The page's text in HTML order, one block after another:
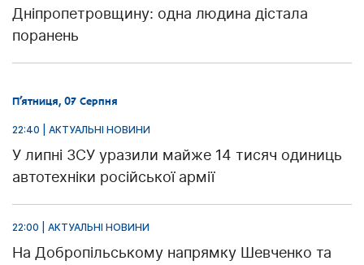
Дніпропетровщину: одна людина дістала
поранень
П’ятниця, 07 Серпня
22:40 | АКТУАЛЬНІ НОВИНИ
У липні ЗСУ уразили майже 14 тисяч одиниць
автотехніки російської армії
22:00 | АКТУАЛЬНІ НОВИНИ
На Добропільському напрямку Шевченко та